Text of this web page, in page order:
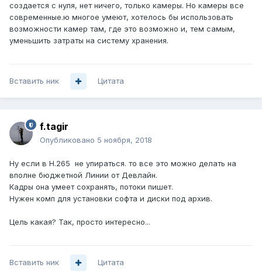
создается с нуля, нет ничего, только камеры. Но камеры все
современные.ю многое умеют, хотелось бы использовать
возможности камер там, где это возможно и, тем самым,
уменьшить затраты на систему хранения.
Вставить ник Цитата
f.tagir
Опубликовано 5 ноября, 2018
Ну если в Н.265 не упираться. то все это можно делать на
вполне бюджетной Линии от Девлайн.
Кадры она умеет сохранять, потоки пишет.
Нужен комп для установки софта и диски под архив.
Цель какая? Так, просто интересно...
Вставить ник Цитата